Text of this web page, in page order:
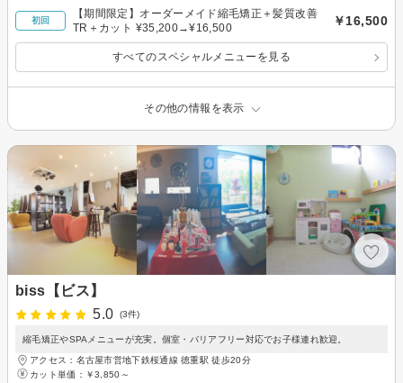
初回
【期間限定】オーダーメイド縮毛矯正＋髪質改善
TR＋カット ¥35,200→¥16,500
￥16,500
すべてのスペシャルメニューを見る
その他の情報を表示
biss【ビス】
5.0
(3件)
縮毛矯正やSPAメニューが充実。個室・バリアフリー対応でお子様連れ歓迎。
アクセス：名古屋市営地下鉄桜通線 徳重駅 徒歩20分
カット単価： ￥3,850～